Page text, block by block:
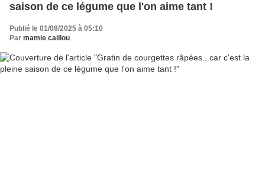
saison de ce légume que l'on aime tant !
Publié le 01/08/2025 à 05:10
Par mamie caillou